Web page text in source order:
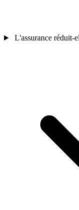
L'assurance réduit-